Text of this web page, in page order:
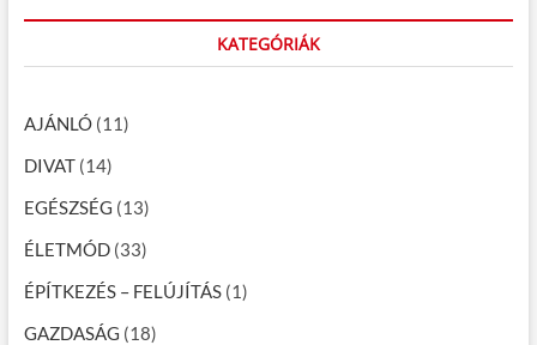
v
i
g
á
c
i
ó
r
h
KATEGÓRIÁK
AJÁNLÓ(11)
DIVAT(14)
EGÉSZSÉG (13)
ÉLETMÓD(33)
ÉPÍTKEZÉS – FELÚJÍTÁS(1)
GAZDASÁG (18)